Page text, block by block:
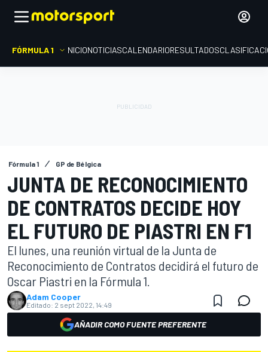
FÓRMULA 1 INICIONOTICIASCALENDARIORESULTADOS
Fórmula 1 GP de Bélgica
JUNTA DE RECONOCIMIENTO
DE CONTRATOS DECIDE HOY
EL FUTURO DE PIASTRI EN F1
El lunes, una reunión virtual de la Junta de
Reconocimiento de Contratos decidirá el futuro de
Oscar Piastri en la Fórmula 1.
Adam Cooper
Editado: 2 sept 2022, 14:49
AÑADIR COMO FUENTE PREFERENTE